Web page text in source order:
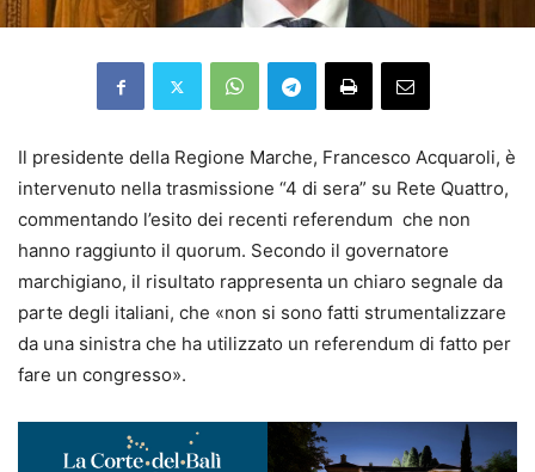
Il presidente della Regione Marche, Francesco Acquaroli, è
intervenuto nella trasmissione “4 di sera” su Rete Quattro,
commentando l’esito dei recenti referendum che non
hanno raggiunto il quorum. Secondo il governatore
marchigiano, il risultato rappresenta un chiaro segnale da
parte degli italiani, che «non si sono fatti strumentalizzare
da una sinistra che ha utilizzato un referendum di fatto per
fare un congresso».